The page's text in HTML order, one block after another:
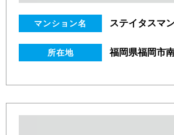
マンション名
所在地